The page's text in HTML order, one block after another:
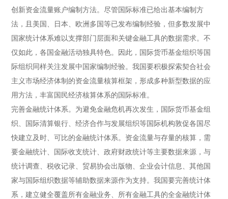
创新资金流量账户编制方法。 尽管国际标准已给出基本编制方
法，且美国、日本、欧洲多国等已发布编制经验，但多数发展中
国家统计体系难以支撑部门层面和关键金融工具的数据需求。不
仅如此，各国金融活动独具特色。因此，国际货币基金组织等国
际组织同样关注发展中国家编制经验。我国要积极探索契合社会
主义市场经济体制的资金流量核算框架，形成多种新型数据的应
用方法，丰富国民经济核算体系的国际标准。
完善金融统计体系。 为避免金融危机再次发生，国际货币基金组
织、国际清算银行、经济合作与发展组织等国际机构敦促各国尽
快建立及时、可比的金融统计体系。资金流量与存量的核算，需
要金融统计、国际收支统计、政府财政统计等主要数据来源，与
统计调查、税收记录、贸易协会出版物、企业会计信息、其他国
家与国际组织数据等辅助数据来源作为支持。我国要完善统计体
系，建立健全覆盖所有金融业务、所有金融工具的全金融统计体